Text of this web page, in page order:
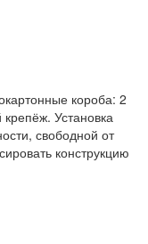
короба: 2
Установка
свободной от
конструкцию